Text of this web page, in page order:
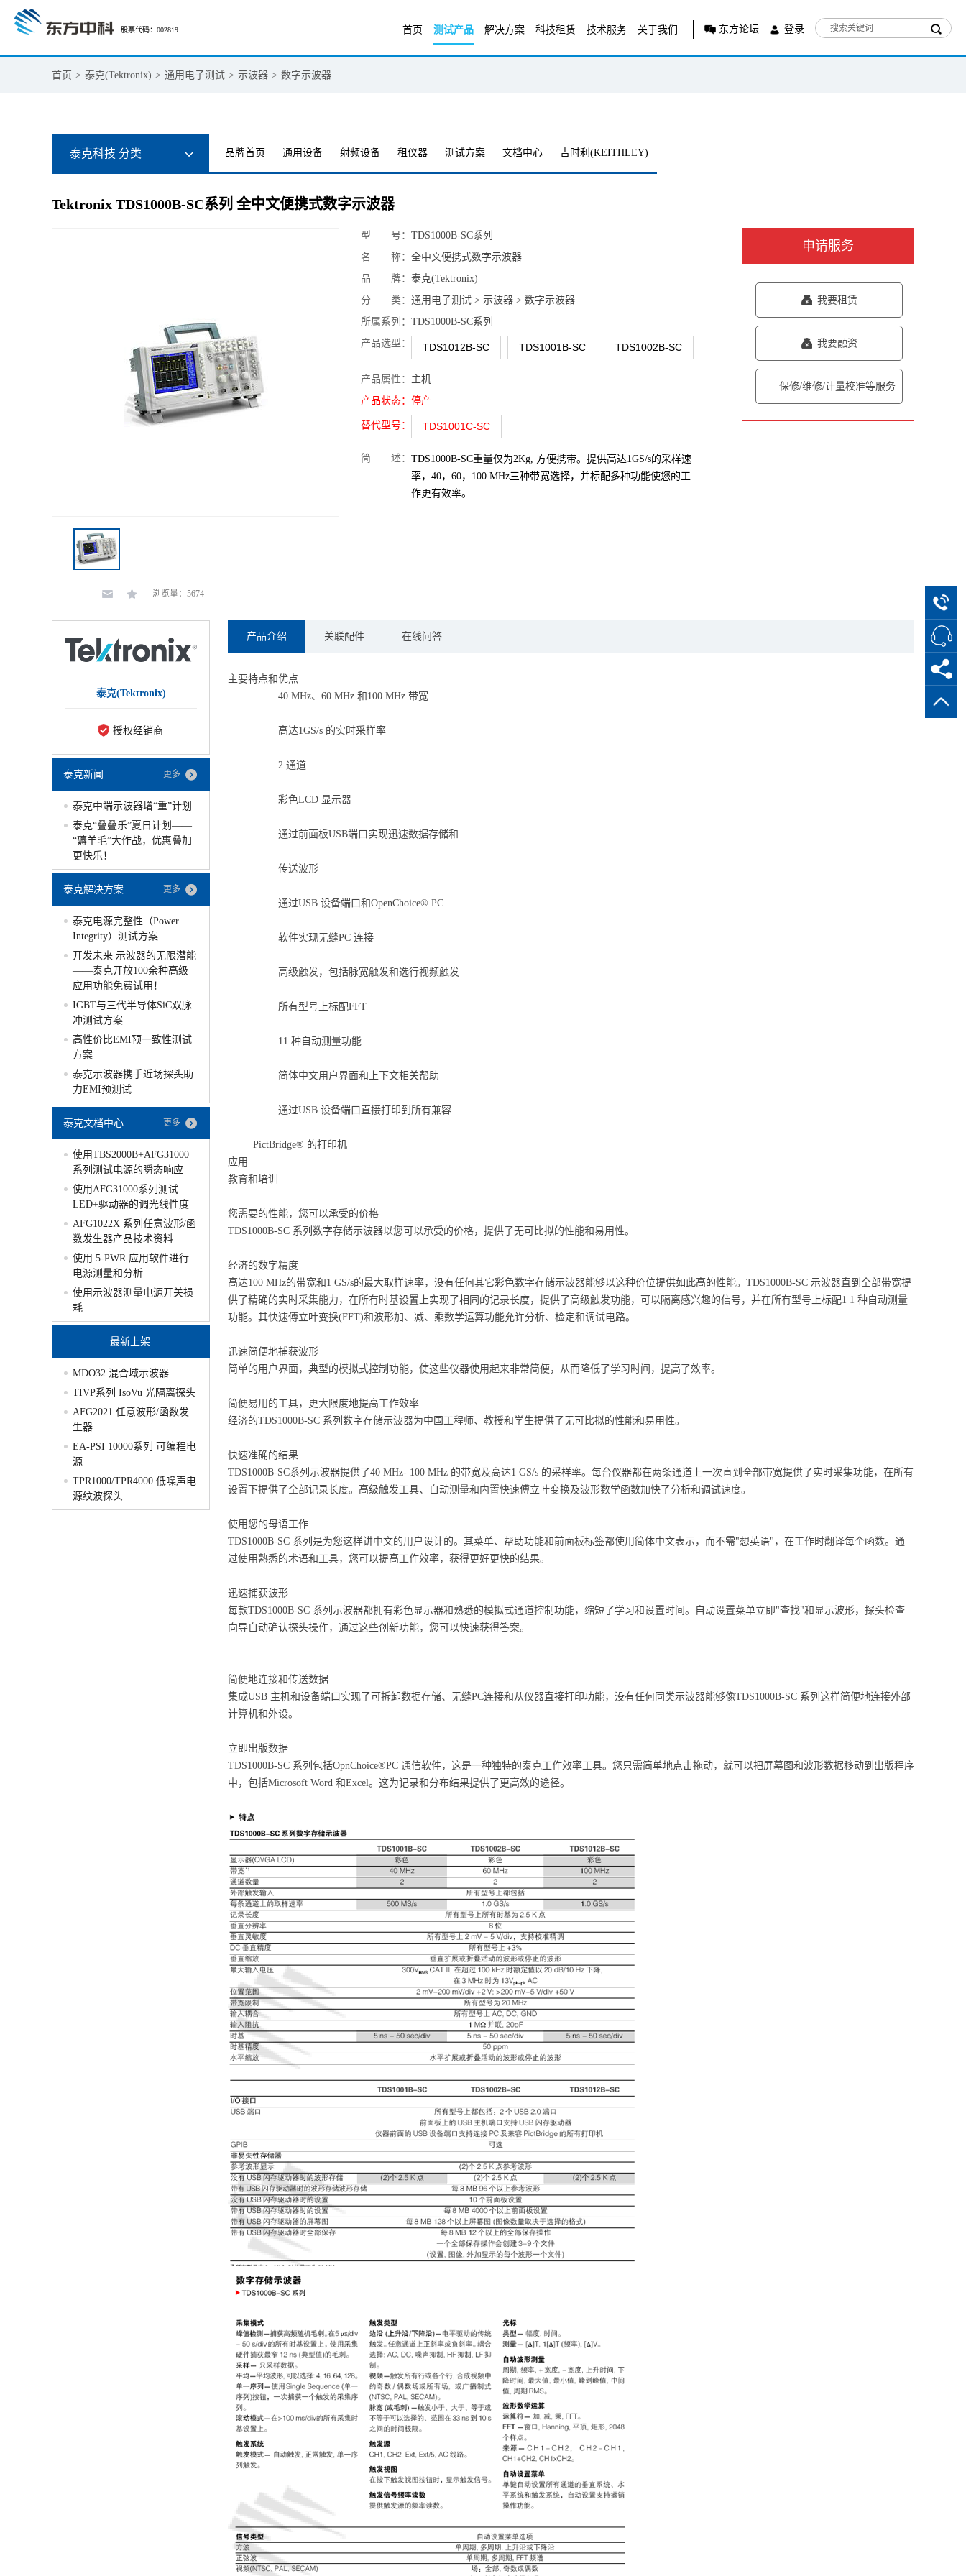
股票代码：002819 首页 测试产品 解决方案 科技租赁 技术服务 关于我们 东方论坛 登录
首页 > 泰克(Tektronix) > 通用电子测试 > 示波器 > 数字示波器
泰克科技 分类 品牌首页 通用设备 射频设备 租仪器 测试方案 文档中心 吉时利(KEITHLEY)
Tektronix TDS1000B-SC系列 全中文便携式数字示波器
浏览量：5674
型 号： TDS1000B-SC系列
名 称： 全中文便携式数字示波器
品 牌： 泰克(Tektronix)
分 类： 通用电子测试 > 示波器 > 数字示波器
所属系列： TDS1000B-SC系列
产品选型：
TDS1012B-SC TDS1001B-SC TDS1002B-SC
产品属性： 主机
产品状态： 停产
替代型号： TDS1001C-SC
简 述： TDS1000B-SC重量仅为2Kg, 方便携带。提供高达1GS/s的采样速
率，40，60，100 MHz三种带宽选择，并标配多种功能使您的工
作更有效率。
申请服务
我要租赁
我要融资
保修/维修/计量校准等服务
产品介绍 关联配件 在线问答
主要特点和优点
40 MHz、60 MHz 和100 MHz 带宽
高达1GS/s 的实时采样率
2 通道
彩色LCD 显示器
通过前面板USB端口实现迅速数据存储和
传送波形
通过USB 设备端口和OpenChoice® PC
软件实现无缝PC 连接
高级触发，包括脉宽触发和选行视频触发
所有型号上标配FFT
11 种自动测量功能
简体中文用户界面和上下文相关帮助
通过USB 设备端口直接打印到所有兼容
PictBridge® 的打印机
应用
教育和培训
您需要的性能，您可以承受的价格
TDS1000B-SC 系列数字存储示波器以您可以承受的价格，提供了无可比拟的性能和易用性。
经济的数字精度
高达100 MHz的带宽和1 GS/s的最大取样速率，没有任何其它彩色数字存储示波器能够以这种价位提供如此高的性能。TDS1000B-SC 示波器直到全部带宽提
供了精确的实时采集能力，在所有时基设置上实现了相同的记录长度，提供了高级触发功能，可以隔离感兴趣的信号，并在所有型号上标配1 1 种自动测量
功能。其快速傅立叶变换(FFT)和波形加、减、乘数学运算功能允许分析、检定和调试电路。
迅速简便地捕获波形
简单的用户界面，典型的模拟式控制功能，使这些仪器使用起来非常简便，从而降低了学习时间，提高了效率。
简便易用的工具，更大限度地提高工作效率
经济的TDS1000B-SC 系列数字存储示波器为中国工程师、教授和学生提供了无可比拟的性能和易用性。
快速准确的结果
TDS1000B-SC系列示波器提供了40 MHz- 100 MHz 的带宽及高达1 GS/s 的采样率。每台仪器都在两条通道上一次直到全部带宽提供了实时采集功能，在所有
设置下提供了全部记录长度。高级触发工具、自动测量和内置快速傅立叶变换及波形数学函数加快了分析和调试速度。
使用您的母语工作
TDS1000B-SC 系列是为您这样讲中文的用户设计的。其菜单、帮助功能和前面板标签都使用简体中文表示，而不需"想英语"，在工作时翻译每个函数。通
过使用熟悉的术语和工具，您可以提高工作效率，获得更好更快的结果。
迅速捕获波形
每款TDS1000B-SC 系列示波器都拥有彩色显示器和熟悉的模拟式通道控制功能，缩短了学习和设置时间。自动设置菜单立即"查找"和显示波形，探头检查
向导自动确认探头操作，通过这些创新功能，您可以快速获得答案。
简便地连接和传送数据
集成USB 主机和设备端口实现了可拆卸数据存储、无缝PC连接和从仪器直接打印功能，没有任何同类示波器能够像TDS1000B-SC 系列这样简便地连接外部
计算机和外设。
立即出版数据
TDS1000B-SC 系列包括OpnChoice®PC 通信软件，这是一种独特的泰克工作效率工具。您只需简单地点击拖动，就可以把屏幕图和波形数据移动到出版程序
中，包括Microsoft Word 和Excel。这为记录和分布结果提供了更高效的途径。
泰克(Tektronix)
授权经销商
泰克新闻 更多
泰克中端示波器增“重”计划
泰克“叠叠乐”夏日计划——
“薅羊毛”大作战，优惠叠加
更快乐！
泰克解决方案 更多
泰克电源完整性（Power
Integrity）测试方案
开发未来 示波器的无限潜能
——泰克开放100余种高级
应用功能免费试用！
IGBT与三代半导体SiC双脉
冲测试方案
高性价比EMI预一致性测试
方案
泰克示波器携手近场探头助
力EMI预测试
泰克文档中心 更多
使用TBS2000B+AFG31000
系列测试电源的瞬态响应
使用AFG31000系列测试
LED+驱动器的调光线性度
AFG1022X 系列任意波形/函
数发生器产品技术资料
使用 5-PWR 应用软件进行
电源测量和分析
使用示波器测量电源开关损
耗
最新上架
MDO32 混合域示波器
TIVP系列 IsoVu 光隔离探头
AFG2021 任意波形/函数发
生器
EA-PSI 10000系列 可编程电
源
TPR1000/TPR4000 低噪声电
源纹波探头